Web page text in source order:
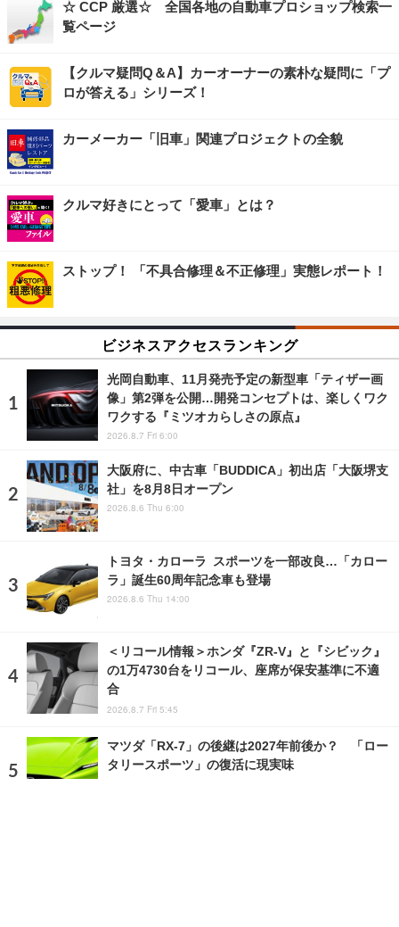
☆ CCP 厳選☆ 全国各地の自動車プロショップ検索一
覧ページ
【クルマ疑問Q＆A】カーオーナーの素朴な疑問に「プ
ロが答える」シリーズ！
カーメーカー「旧車」関連プロジェクトの全貌
クルマ好きにとって「愛車」とは？
ストップ！ 「不具合修理＆不正修理」実態レポート！
ビジネスアクセスランキング
光岡自動車、11月発売予定の新型車「ティザー画
像」第2弾を公開…開発コンセプトは、楽しくワク
ワクする『ミツオカらしさの原点』
2026.8.7 Fri 6:00
大阪府に、中古車「BUDDICA」初出店「大阪堺支
社」を8月8日オープン
2026.8.6 Thu 6:00
トヨタ・カローラ スポーツを一部改良…「カロー
ラ」誕生60周年記念車も登場
2026.8.6 Thu 14:00
＜リコール情報＞ホンダ『ZR-V』と『シビック』
の1万4730台をリコール、座席が保安基準に不適
合
2026.8.7 Fri 5:45
マツダ「RX-7」の後継は2027年前後か？ 「ロー
タリースポーツ」の復活に現実味